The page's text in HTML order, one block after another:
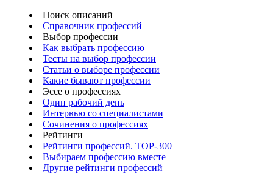
Поиск описаний
Справочник профессий
Выбор профессии
Как выбрать профессию
Тесты на выбор профессии
Статьи о выборе профессии
Какие бывают профессии
Эссе о профессиях
Один рабочий день
Интервью со специалистами
Сочинения о профессиях
Рейтинги
Рейтинги профессий. TOP-300
Выбираем профессию вместе
Другие рейтинги профессий